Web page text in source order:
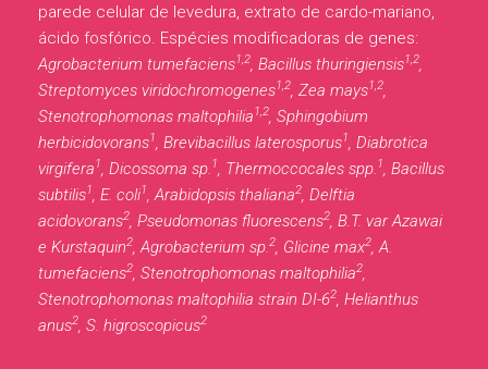
parede celular de levedura, extrato de cardo-mariano,
ácido fosfórico. Espécies modificadoras de genes:
Agrobacterium tumefaciens1,2, Bacillus thuringiensis1,2,
Streptomyces viridochromogenes1,2, Zea mays1,2,
Stenotrophomonas maltophilia1,2, Sphingobium
herbicidovorans1, Brevibacillus laterosporus1, Diabrotica
virgifera1, Dicossoma sp.1, Thermoccocales spp.1, Bacillus
subtilis1, E. coli1, Arabidopsis thaliana2, Delftia
acidovorans2, Pseudomonas fluorescens2, B.T. var Azawai
e Kurstaquin2, Agrobacterium sp.2, Glicine max2, A.
tumefaciens2, Stenotrophomonas maltophilia2,
Stenotrophomonas maltophilia strain DI-62, Helianthus
anus2, S. higroscopicus2